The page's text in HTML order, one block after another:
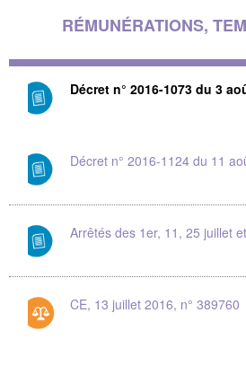
RÉMUNÉRATIONS,
Décret n° 2016-1073 du 3
Décret n° 2016-1124 du 11
Arrêtés des 1er, 11, 25 juillet
CE, 13 juillet 2016, n° 389760